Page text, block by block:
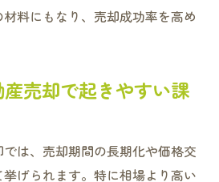
料にもなり、売却成功率を高め
売却で起きやすい課
は、売却期間の長期化や価格交
げられます。特に相場より高い